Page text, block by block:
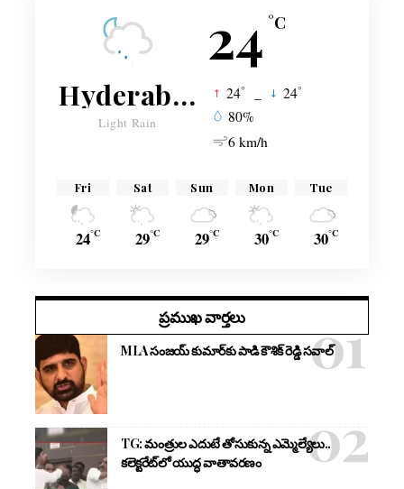
24 °C
Hyderabad
Light Rain
24° 24°
80%
6 km/h
Fri
24°C
Sat
29°C
Sun
29°C
Mon
30°C
Tue
30°C
ప్రముఖ వార్తలు
MLA సంజయ్ కుమార్‌కు పాడి కౌశిక్ రెడ్డి సవాల్
TG: మంత్రుల ఎదుటే తోసుకున్న ఎమ్మెల్యేలు..
కలెక్టరేట్‌లో యుద్ధ వాతావరణం